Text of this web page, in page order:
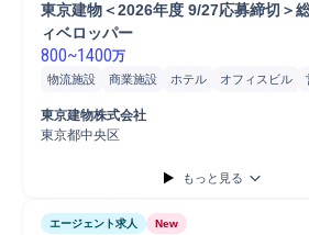
東京建物＜2026年度 9/27応募締切＞
ィベロッパー
800~1400万
物流施設 商業施設 ホテル オフィスビル
東京建物株式会社
東京都中央区
もっと見る
エージェント求人 New